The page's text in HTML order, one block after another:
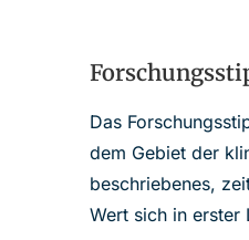
Das
dem Gebiet der
beschriebenes,
Wert sich in erster